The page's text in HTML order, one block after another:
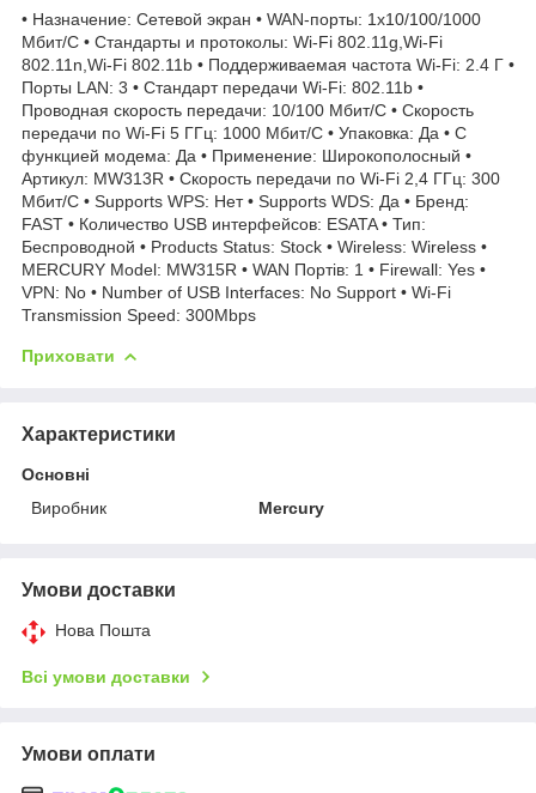
• Назначение: Сетевой экран • WAN-порты: 1x10/100/1000
Мбит/С • Стандарты и протоколы: Wi-Fi 802.11g,Wi-Fi
802.11n,Wi-Fi 802.11b • Поддерживаемая частота Wi-Fi: 2.4 Г •
Порты LAN: 3 • Стандарт передачи Wi-Fi: 802.11b •
Проводная скорость передачи: 10/100 Мбит/С • Скорость
передачи по Wi-Fi 5 ГГц: 1000 Мбит/С • Упаковка: Да • С
функцией модема: Да • Применение: Широкополосный •
Артикул: MW313R • Скорость передачи по Wi-Fi 2,4 ГГц: 300
Мбит/С • Supports WPS: Нет • Supports WDS: Да • Бренд:
FAST • Количество USB интерфейсов: ESATA • Тип:
Беспроводной • Products Status: Stock • Wireless: Wireless •
MERCURY Model: MW315R • WAN Портів: 1 • Firewall: Yes •
VPN: No • Number of USB Interfaces: No Support • Wi-Fi
Transmission Speed: 300Mbps
Приховати
Характеристики
Основні
Виробник
Mercury
Умови доставки
Нова Пошта
Всі умови доставки
Умови оплати